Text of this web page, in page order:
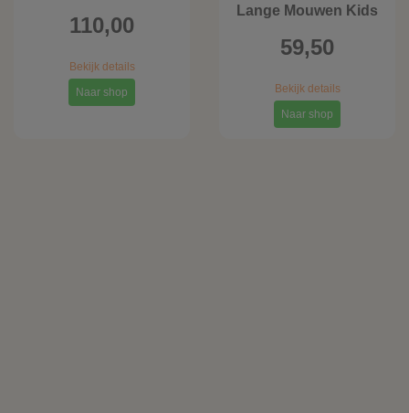
110,00
Bekijk details
Naar shop
Lange Mouwen Kids
59,50
Bekijk details
Naar shop